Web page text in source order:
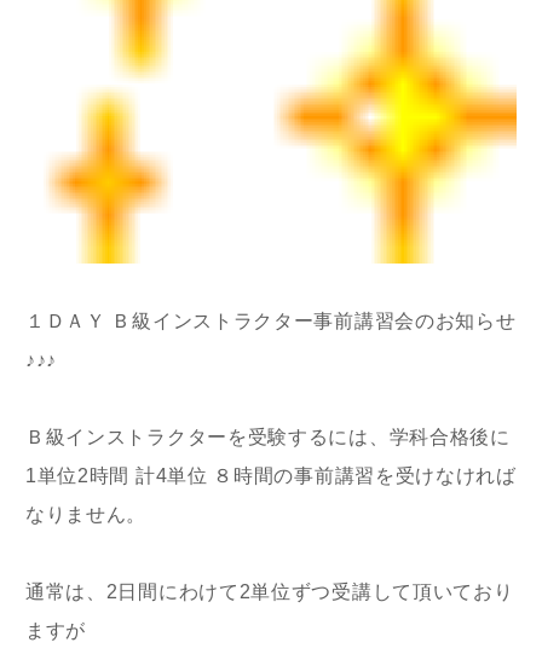
１ＤＡＹ Ｂ級インストラクター事前講習会のお知らせ
♪♪♪
Ｂ級インストラクターを受験するには、学科合格後に
1単位2時間 計4単位 ８時間の事前講習を受けなければ
なりません。
通常は、2日間にわけて2単位ずつ受講して頂いており
ますが